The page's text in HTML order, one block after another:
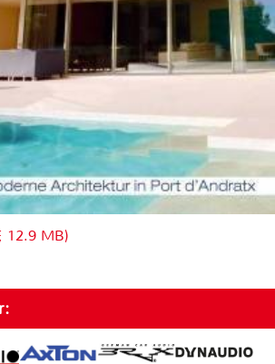
12.9 MB)